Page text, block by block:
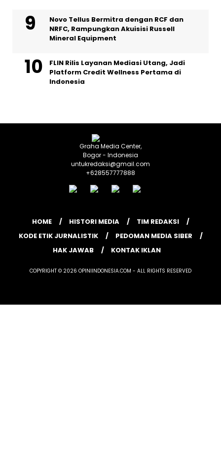
Novo Tellus Bermitra dengan RCF dan
NRFC, Rampungkan Akuisisi Russell
Mineral Equipment
FLIN Rilis Layanan Mediasi Utang, Jadi
Platform Credit Wellness Pertama di
Indonesia
Graha Media Center,
Bogor - Indonesia
untukredaksi@gmail.com
+628557777888
HOME HISTORI MEDIA
TIM REDAKSI
KODE ETIK JURNALISTIK
PEDOMAN MEDIA SIBER
HAK JAWAB
KONTAK IKLAN
COPYRIGHT © 2026 OPINIINDONESIA.COM - ALL RIGHTS RESERVED